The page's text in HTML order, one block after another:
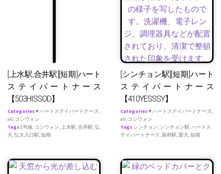
[上水駅,合井駅][短期]ハート
ステイパートナース
【503HISSOD】
Categories♥ ハートステイパートナーズ,
all, コシウォン
Tags2号線, コシウォン, 上水駅,合井駅,弘
大,弘大入口駅,短期
[シンチョン駅][短期]ハート
ステイパートナース
【410YESSSY】
Categories♥ ハートステイパートナーズ,
all, コシウォン
Tags シンチョン, シンチョン駅,ハートス
テイパートナース,新村駅,梨大,短期